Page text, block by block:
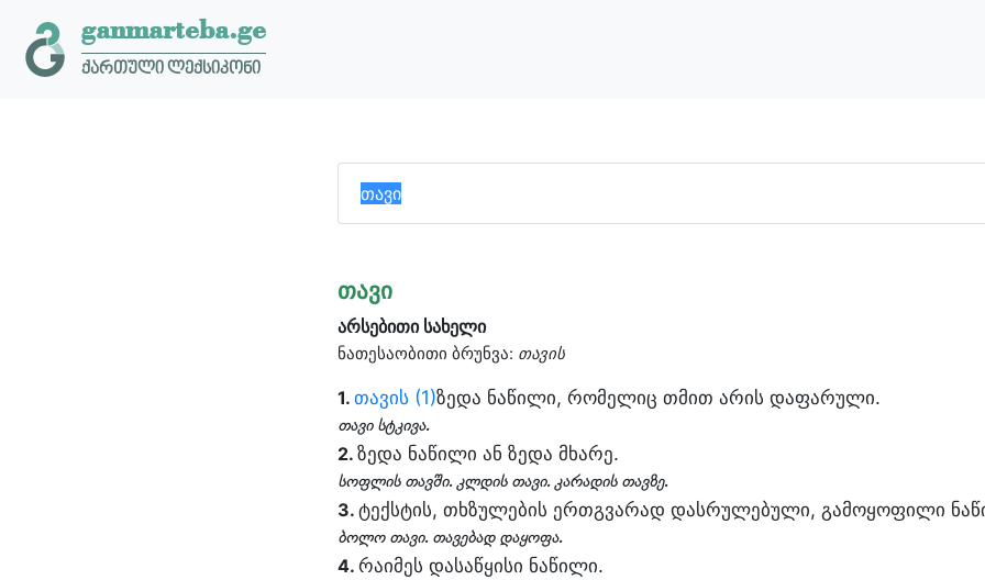
ganmarteba.ge
ქართული ლექსიკონი
თავი
არსებითი სახელი
ნათესაობითი ბრუნვა: თავის
1. თავის (1)ზედა ნაწილი, რომელიც თმით არის დაფარული.
თავი სტკივა.
2. ზედა ნაწილი ან ზედა მხარე.
სოფლის თავში. კლდის თავი. კარადის თავზე.
3. ტექსტის, თხზულების ერთგვარად დასრულებული, გამოყოფილი
ბოლო თავი. თავებად დაყოფა.
4. რაიმეს დასაწყისი ნაწილი.